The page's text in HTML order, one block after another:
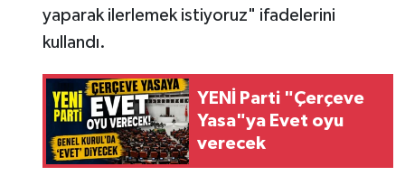
yaparak ilerlemek istiyoruz" ifadelerini
kullandı.
YENİ Parti "Çerçeve
Yasa"ya Evet oyu
verecek